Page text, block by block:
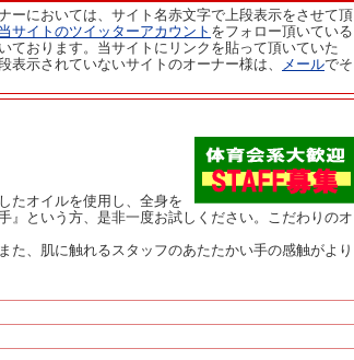
ーにおいては、サイト名赤文字で上段表示をさせて頂
当サイトのツイッターアカウント をフォロー頂いている
ております。当サイトにリンクを貼って頂いていた
示されていないサイトのオーナー様は、
メールでそ
たオイルを使用し、全身を
』という方、是非一度お試しください。こだわりのオ
、肌に触れるスタッフのあたたかい手の感触がより